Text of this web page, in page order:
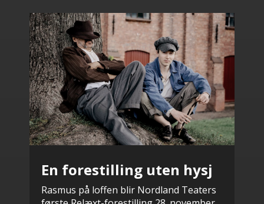
En forestilling uten hysj
Rasmus på loffen blir Nordland Teaters